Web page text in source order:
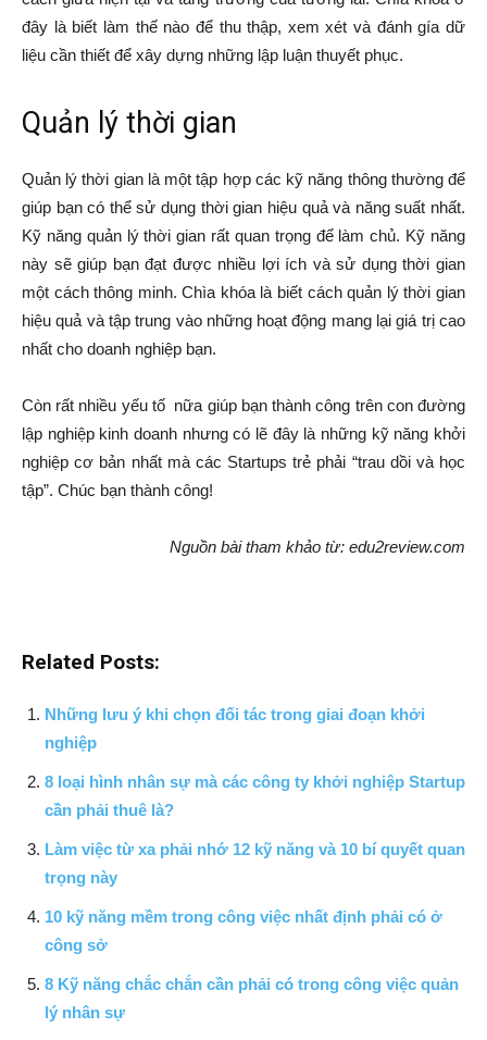
đây là biết làm thế nào để thu thập, xem xét và đánh gía dữ
liệu cần thiết để xây dựng những lập luận thuyết phục.
Quản lý thời gian
Quản lý thời gian là một tập hợp các kỹ năng thông thường để
giúp bạn có thể sử dụng thời gian hiệu quả và năng suất nhất.
Kỹ năng quản lý thời gian rất quan trọng để làm chủ. Kỹ năng
này sẽ giúp bạn đạt được nhiều lợi ích và sử dụng thời gian
một cách thông minh. Chìa khóa là biết cách quản lý thời gian
hiệu quả và tập trung vào những hoạt động mang lại giá trị cao
nhất cho doanh nghiệp bạn.
Còn rất nhiều yếu tố nữa giúp bạn thành công trên con đường
lập nghiệp kinh doanh nhưng có lẽ đây là những kỹ năng khởi
nghiệp cơ bản nhất mà các Startups trẻ phải “trau dồi và học
tập”. Chúc bạn thành công!
Nguồn bài tham khảo từ: edu2review.com
Related Posts:
Những lưu ý khi chọn đối tác trong giai đoạn khởi
nghiệp
8 loại hình nhân sự mà các công ty khởi nghiệp Startup
cần phải thuê là?
Làm việc từ xa phải nhớ 12 kỹ năng và 10 bí quyết quan
trọng này
10 kỹ năng mềm trong công việc nhất định phải có ở
công sở
8 Kỹ năng chắc chắn cần phải có trong công việc quản
lý nhân sự